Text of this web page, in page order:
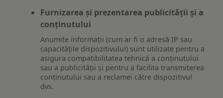
Furnizarea și prezentarea publicității și a
conținutului
Anumite informații (cum ar fi o adresă IP sau
capacitățile dispozitivului) sunt utilizate pentru a
asigura compatibilitatea tehnică a conținutului
sau a publicității și pentru a facilita transmiterea
conținutului sau a reclamei către dispozitivul
dvs.